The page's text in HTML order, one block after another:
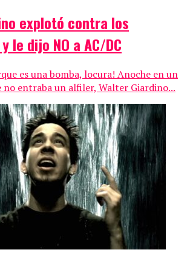
explotó contra los
le dijo NO a AC/DC
es una bomba, locura! Anoche en un
no entraba un alfiler, Walter Giardino...